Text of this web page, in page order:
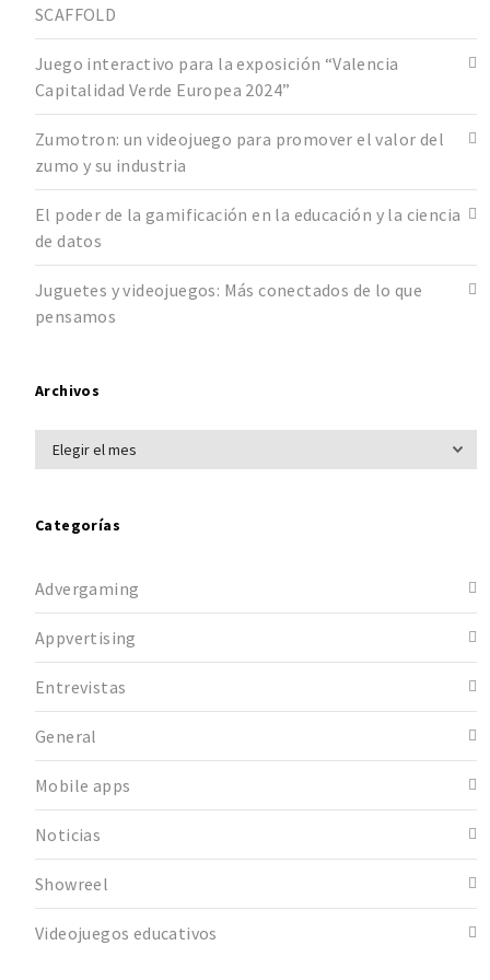
SCAFFOLD
Juego interactivo para la exposición “Valencia
Capitalidad Verde Europea 2024”
Zumotron: un videojuego para promover el valor del
zumo y su industria
El poder de la gamificación en la educación y la ciencia
de datos
Juguetes y videojuegos: Más conectados de lo que
pensamos
Archivos
Categorías
Advergaming
Appvertising
Entrevistas
General
Mobile apps
Noticias
Showreel
Videojuegos educativos